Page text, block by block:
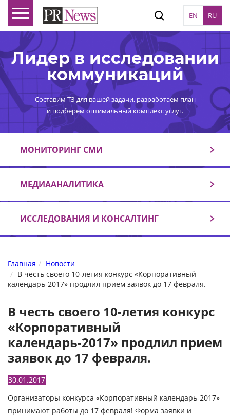
EN RU
Лидер в исследовании
коммуникаций
Составим ТЗ для вашей задачи, разработаем план
и подберем оптимальный комплекс услуг.
МОНИТОРИНГ СМИ
МЕДИААНАЛИТИКА
ИССЛЕДОВАНИЯ И КОНСАЛТИНГ
Главная
Новости
В честь своего 10-летия конкурс «Корпоративный
календарь-2017» продлил прием заявок до 17 февраля.
В честь своего 10-летия конкурс
«Корпоративный
календарь-2017» продлил прием
заявок до 17 февраля.
30.01.2017
Организаторы конкурса «Корпоративный календарь-2017»
принимают работы до 17 февраля! Форма заявки и